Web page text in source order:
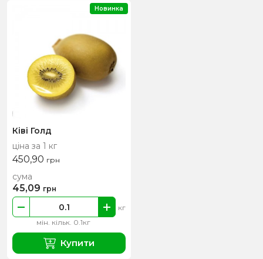
Ківі Голд
ціна за 1 кг
450,90 грн
мін. кільк. 0.1кг
кг
сума
45,09 грн
Купити
Новинка